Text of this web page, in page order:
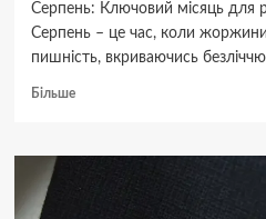
Серпень: Ключовий місяць для
Серпень – це час, коли
пишність, вкриваючись безліччю
БільшеДокладніше
7